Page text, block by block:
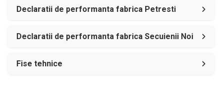
Declaratii de performanta fabrica Petresti
Declaratii de performanta fabrica Secuienii Noi
Fise tehnice